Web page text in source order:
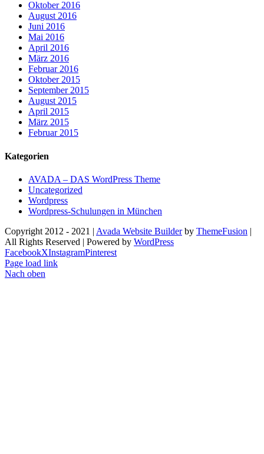
Oktober 2016
August 2016
Juni 2016
Mai 2016
April 2016
März 2016
Februar 2016
Oktober 2015
September 2015
August 2015
April 2015
März 2015
Februar 2015
Kategorien
AVADA – DAS WordPress Theme
Uncategorized
Wordpress
Wordpress-Schulungen in München
Copyright 2012 - 2021 | Avada Website Builderby ThemeFusion |
All Rights Reserved | Powered by WordPress
FacebookXInstagramPinterest
Page load link
Nach oben